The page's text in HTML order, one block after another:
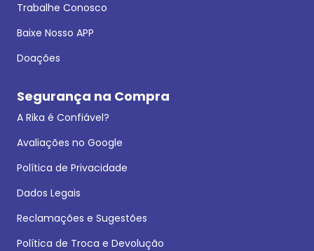
Trabalhe Conosco
Baixe Nosso APP
Doações
Segurança na Compra
A Rika é Confiável?
Avaliações no Google
Política de Privacidade
Dados Legais
Reclamações e Sugestões
Política de Troca e Devolução